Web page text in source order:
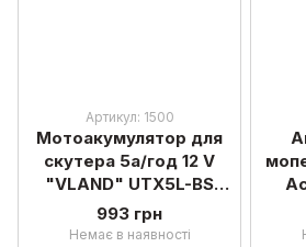
Артикул: 1500
Мотоакумулятор для
скутера 5а/год 12 V
"VLAND" UTX5L-BS
(GEL)(2025г.в.)
993 грн
Немає в наявності